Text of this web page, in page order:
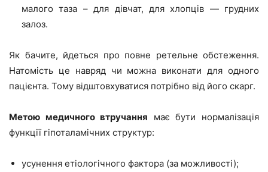
малого таза – для дівчат, для хлопців — грудних
залоз.
Як бачите, йдеться про повне ретельне обстеження.
Натомість це навряд чи можна виконати для одного
пацієнта. Тому відштовхуватися потрібно від його скарг.
Метою медичного втручання має бути нормалізація
функції гіпоталамічних структур:
усунення етіологічного фактора (за можливості);